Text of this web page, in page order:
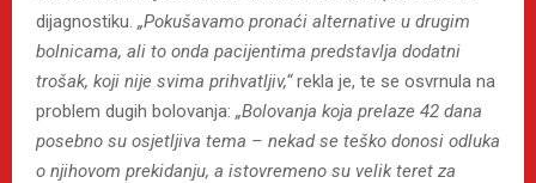
dijagnostiku. „Pokušavamo pronaći alternative u drugim
bolnicama, ali to onda pacijentima predstavlja dodatni
trošak, koji nije svima prihvatljiv,“rekla je, te se osvrnula na
problem dugih bolovanja: „Bolovanja koja prelaze 42 dana
posebno su osjetljiva tema – nekad se teško donosi odluka
o njihovom prekidanju, a istovremeno su velik teret za